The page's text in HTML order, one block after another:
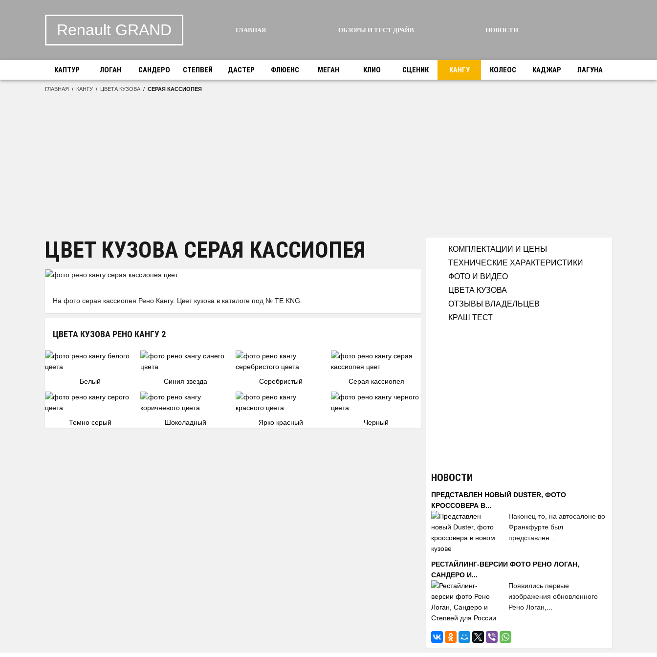
Renault GRAND ГЛАВНАЯ ОБЗОРЫ И ТЕСТ ДРАЙВ НОВОСТИ
КАПТУР ЛОГАН САНДЕРО СТЕПВЕЙ ДАСТЕР ФЛЮЕНС МЕГАН КЛИО СЦЕНИК КАНГУ КОЛЕОС КАДЖАР ЛАГУНА
ГЛАВНАЯ / КАНГУ / ЦВЕТА КУЗОВА / СЕРАЯ КАССИОПЕЯ
ЦВЕТ КУЗОВА СЕРАЯ КАССИОПЕЯ
На фото серая кассиопея Рено Кангу. Цвет кузова в каталоге под № TE KNG.
ЦВЕТА КУЗОВА РЕНО КАНГУ 2
Белый Синия звезда Серебристый Серая кассиопея
Темно серый Шоколадный Ярко красный Черный
КОМПЛЕКТАЦИИ И ЦЕНЫ
ТЕХНИЧЕСКИЕ ХАРАКТЕРИСТИКИ
ФОТО И ВИДЕО
ЦВЕТА КУЗОВА
ОТЗЫВЫ ВЛАДЕЛЬЦЕВ
КРАШ ТЕСТ
НОВОСТИ
ПРЕДСТАВЛЕН НОВЫЙ DUSTER, ФОТО
КРОССОВЕРА В...
Наконец-то, на автосалоне во
Франкфурте был
представлен...
РЕСТАЙЛИНГ-ВЕРСИИ ФОТО РЕНО ЛОГАН,
САНДЕРО И...
Появились первые
изображения обновленного
Рено Логан,...